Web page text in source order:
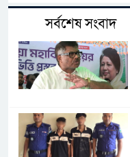
সর্বশেষ সংবাদ